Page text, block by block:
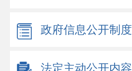
政府信息公开制度
法定主动公开内容